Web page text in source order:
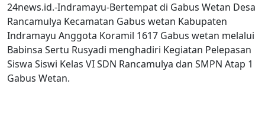
24news.id.-Indramayu-Bertempat di Gabus Wetan Desa
Rancamulya Kecamatan Gabus wetan Kabupaten
Indramayu Anggota Koramil 1617 Gabus wetan melalui
Babinsa Sertu Rusyadi menghadiri Kegiatan Pelepasan
Siswa Siswi Kelas VI SDN Rancamulya dan SMPN Atap 1
Gabus Wetan.